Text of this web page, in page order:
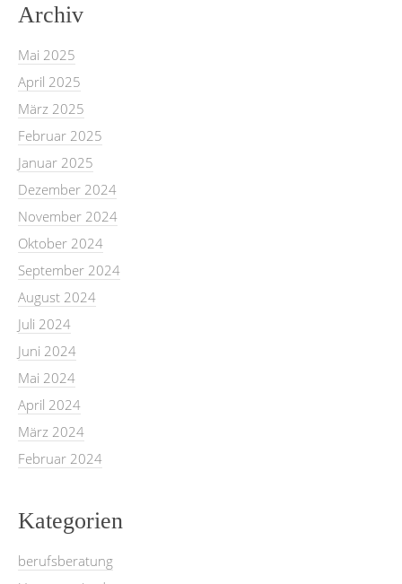
Archiv
Mai 2025
April 2025
März 2025
Februar 2025
Januar 2025
Dezember 2024
November 2024
Oktober 2024
September 2024
August 2024
Juli 2024
Juni 2024
Mai 2024
April 2024
März 2024
Februar 2024
Kategorien
berufsberatung